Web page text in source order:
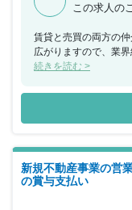
この求人の
賃貸と売買の両方の
広がりますので、業
す。また、稼ぎたい
続きを読む >
新規不動産事業の営
の賞与支払い